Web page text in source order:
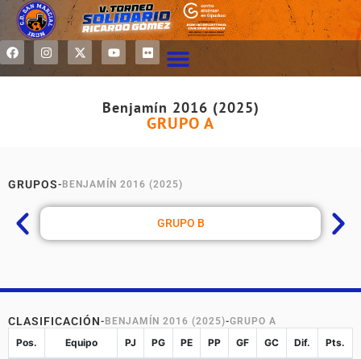
Benjamín 2016 (2025)
GRUPO A
GRUPOS- BENJAMÍN 2016 (2025)
GRUPO B
CLASIFICACIÓN- BENJAMÍN 2016 (2025)-GRUPO A
Pos. Equipo PJ PG PE PP GF GC Dif. Pts.